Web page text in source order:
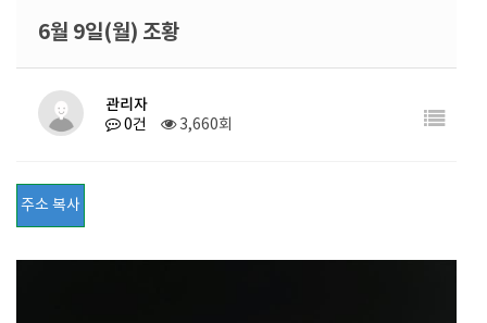
6월 9일(월) 조황
관리자
0건 3,660회
주소 복사